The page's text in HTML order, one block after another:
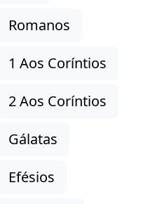
Romanos
1 Aos Coríntios
2 Aos Coríntios
Gálatas
Efésios